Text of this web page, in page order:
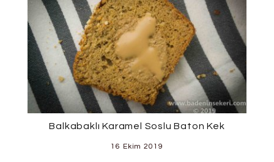
Balkabaklı Karamel Soslu Baton Kek
16 Ekim 2019